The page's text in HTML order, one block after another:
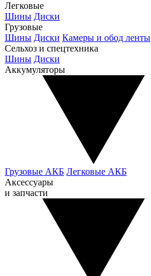
Легковые
Шины Диски
Грузовые
Шины Диски Камеры и обод ленты
Сельхоз и спецтехника
Шины Диски
Аккумуляторы
Грузовые АКБ Легковые АКБ
Аксессуары
и запчасти